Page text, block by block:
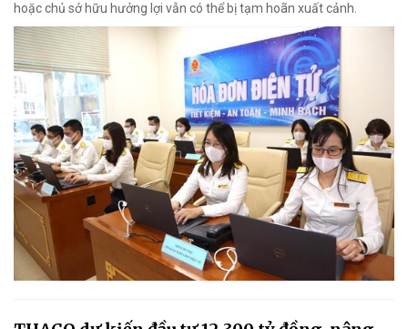
hoặc chủ sở hữu hưởng lợi vẫn có thể bị tạm hoãn xuất cảnh.